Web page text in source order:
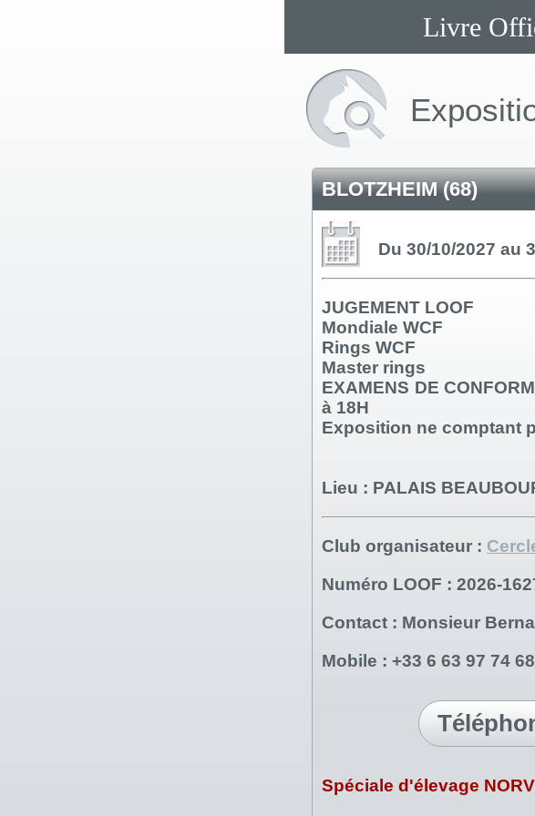
Livre
BLOTZHEIM (68)
Du 30/10/2027 au
JUGEMENT LOOF
Mondiale WCF
Rings WCF
Master rings
EXAMENS DE
à 18H
Exposition ne comptant
Lieu : PALAIS
Club organisateur :
Numéro LOOF : 2026-
Contact : Monsieur
Mobile : +33 6 63 97 74 68
Spéciale d'élevage